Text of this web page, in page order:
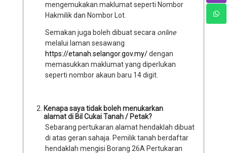
mengemukakan maklumat seperti Nombor
Hakmilik dan Nombor Lot.
Semakan juga boleh dibuat secara online
melalui laman sesawang
https://etanah.selangor.gov.my/dengan
memasukkan maklumat yang diperlukan
seperti nombor akaun baru 14 digit.
Kenapa saya tidak boleh menukarkan
alamat di Bil Cukai Tanah / Petak?
Sebarang pertukaran alamat hendaklah dibuat
di atas geran sahaja. Pemilik tanah berdaftar
hendaklah mengisi Borang 26A Pertukaran